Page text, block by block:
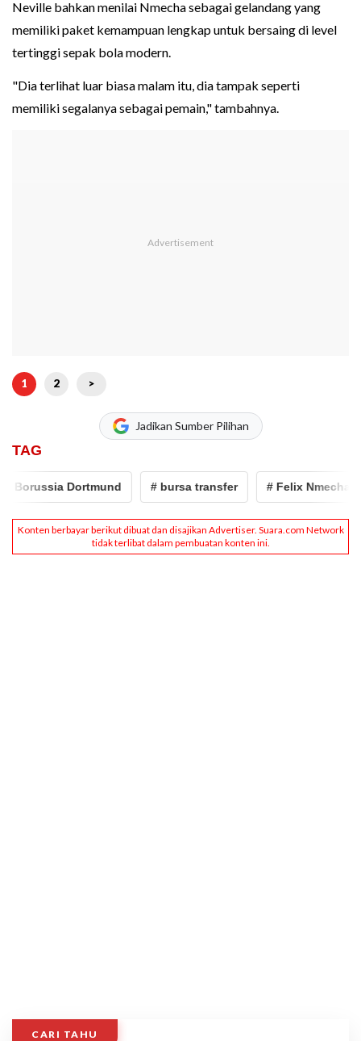
Neville bahkan menilai Nmecha sebagai gelandang yang
memiliki paket kemampuan lengkap untuk bersaing di level
tertinggi sepak bola modern.
"Dia terlihat luar biasa malam itu, dia tampak seperti
memiliki segalanya sebagai pemain," tambahnya.
1 2 >
Jadikan Sumber Pilihan
TAG
Dortmund # bursa transfer # Felix Nmecha
CARI TAHU